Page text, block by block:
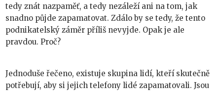
tedy znát nazpaměť, a tedy nezáleží ani na tom, jak
snadno půjde zapamatovat. Zdálo by se tedy, že tento
podnikatelský záměr příliš nevyjde. Opak je ale
pravdou. Proč?
Jednoduše řečeno, existuje skupina lidí, kteří skutečně
potřebují, aby si jejich telefony lidé zapamatovali. Jsou